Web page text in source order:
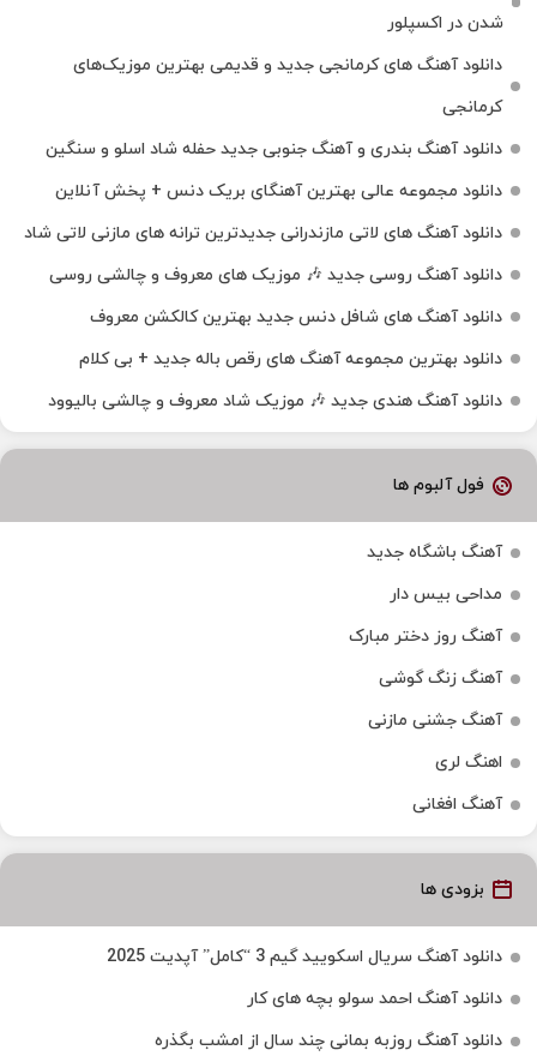
شدن در اکسپلور
دانلود آهنگ‌ های کرمانجی جدید و قدیمی بهترین موزیک‌های
کرمانجی
دانلود آهنگ بندری و آهنگ جنوبی جدید حفله شاد اسلو و سنگین
دانلود مجموعه عالی بهترین آهنگای بریک دنس + پخش آنلاین
دانلود آهنگ‌ های لاتی مازندرانی جدیدترین ترانه های مازنی لاتی شاد
دانلود آهنگ روسی جدید 🎶 موزیک‌ های معروف و چالشی روسی
دانلود آهنگ های شافل دنس جدید بهترین کالکشن معروف
دانلود بهترین مجموعه آهنگ های رقص باله جدید + بی کلام
دانلود آهنگ هندی جدید 🎶 موزیک شاد معروف و چالشی بالیوود
فول آلبوم ها
آهنگ باشگاه جدید
مداحی بیس دار
آهنگ روز دختر مبارک
آهنگ زنگ گوشی
آهنگ جشنی مازنی
اهنگ لری
آهنگ افغانی
بزودی ها
دانلود آهنگ سریال اسکویید گیم 3 “کامل” آپدیت 2025
دانلود آهنگ احمد سولو بچه های کار
دانلود آهنگ روزبه بمانی چند سال از امشب بگذره